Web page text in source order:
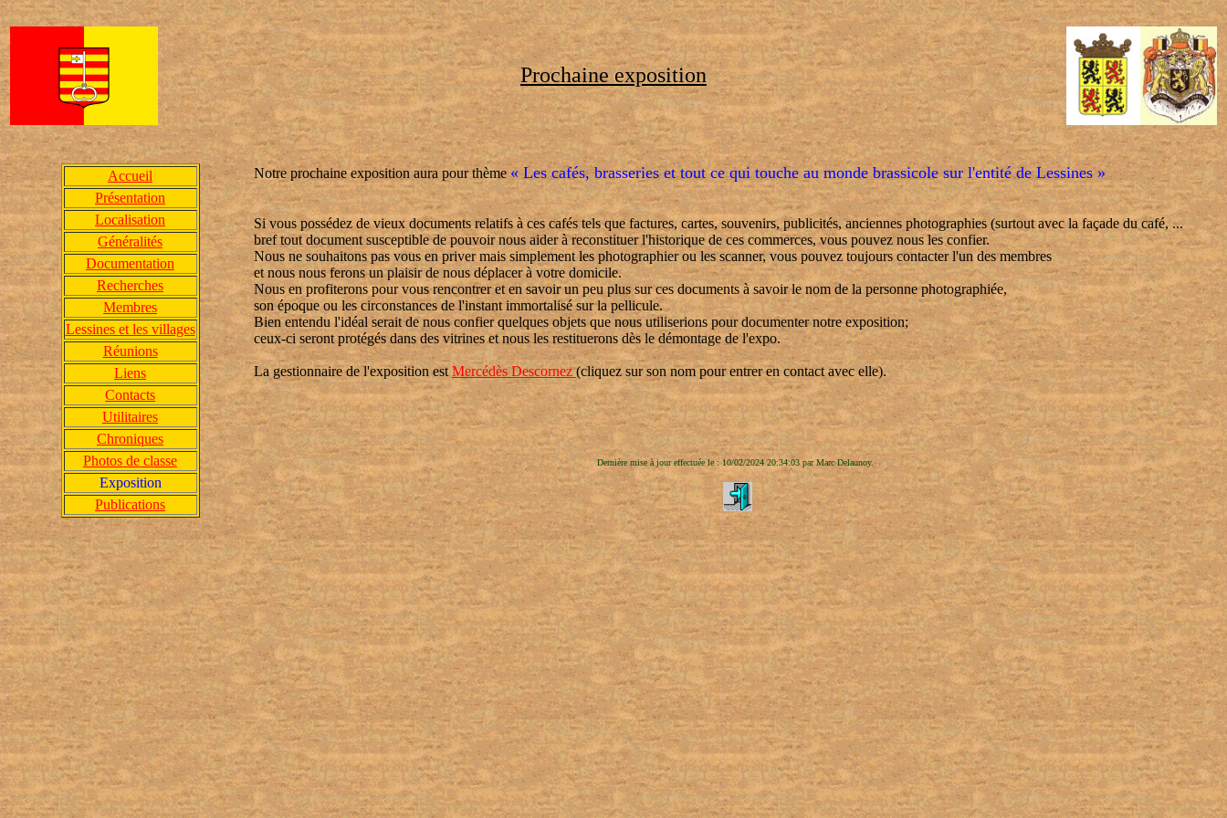
Prochaine exposition
Accueil
Présentation
Localisation
Généralités
Documentation
Recherches
Membres
Lessines et les villages
Réunions
Liens
Contacts
Utilitaires
Chroniques
Photos de classe
Exposition
Publications
Notre prochaine exposition aura pour thème« Les cafés, brasseries et tout ce qui touche au monde brassicole sur l'entité de Lessines »
Si vous possédez de vieux documents relatifs à ces cafés tels que factures, cartes, souvenirs, publicités, anciennes photographies (surtout avec la façade du café, ...
bref tout document susceptible de pouvoir nous aider à reconstituer l'historique de ces commerces, vous pouvez nous les confier.
Nous ne souhaitons pas vous en priver mais simplement les photographier ou les scanner, vous pouvez toujours contacter l'un des membres
et nous nous ferons un plaisir de nous déplacer à votre domicile.
Nous en profiterons pour vous rencontrer et en savoir un peu plus sur ces documents à savoir le nom de la personne photographiée,
son époque ou les circonstances de l'instant immortalisé sur la pellicule.
Bien entendu l'idéal serait de nous confier quelques objets que nous utiliserions pour documenter notre exposition;
ceux-ci seront protégés dans des vitrines et nous les restituerons dès le démontage de l'expo.
La gestionnaire de l'exposition estMercédès Descornez(cliquez sur son nom pour entrer en contact avec elle).
Dernière mise à jour effectuée le : 10/02/2024 20:34:03 par Marc Delaunoy.